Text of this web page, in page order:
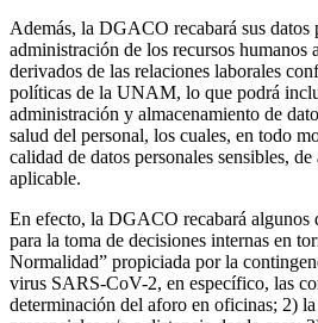
Además, la DGACO recabará sus datos
administración de los recursos humanos
derivados de las relaciones laborales
políticas de la UNAM, lo que podrá
administración y almacenamiento de
salud del personal, los cuales, en todo
calidad de datos personales sensibles,
aplicable.
En efecto, la DGACO recabará algunos
para la toma de decisiones internas en
Normalidad” propiciada por la
virus SARS-CoV-2, en específico, las
determinación del aforo en oficinas; 2)